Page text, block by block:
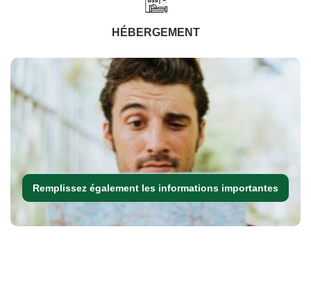
HÉBERGEMENT
Remplissez également les informations importantes